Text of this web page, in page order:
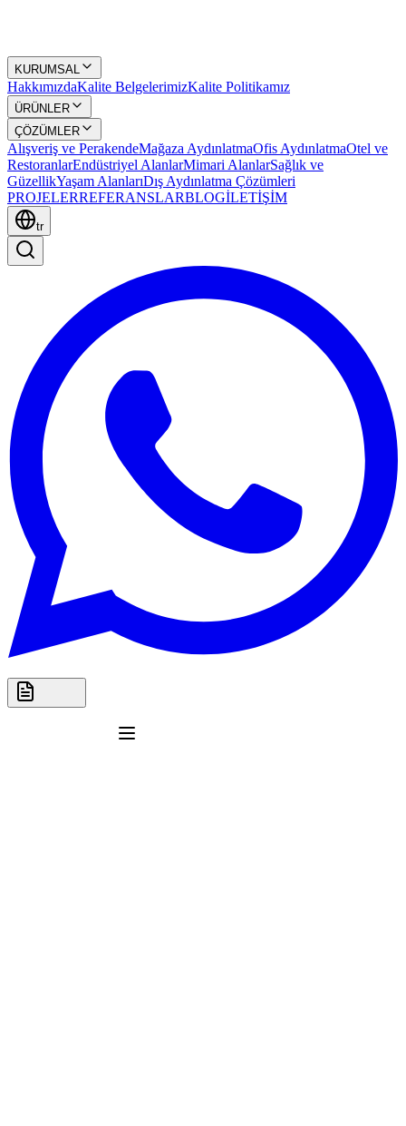
KURUMSAL
HakkımızdaKalite BelgelerimizKalite Politikamız
ÜRÜNLER
ÇÖZÜMLER
Alışveriş ve PerakendeMağaza AydınlatmaOfis AydınlatmaOtel ve
RestoranlarEndüstriyel AlanlarMimari AlanlarSağlık ve
GüzellikYaşam AlanlarıDış Aydınlatma Çözümleri
PROJELERREFERANSLARBLOGİLETİŞİM
tr